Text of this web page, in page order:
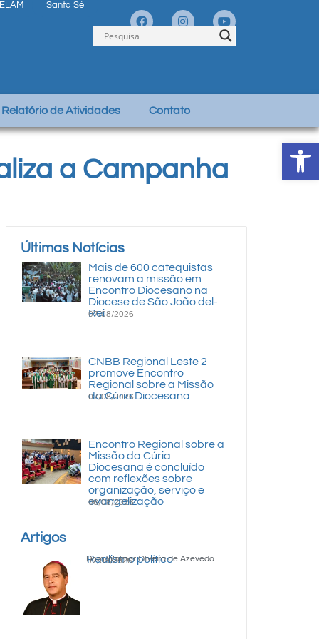
Santa Sé
Relatório de Atividades Contato
a Campanha
Últimas Notícias
Mais de 600 catequistas
renovam a missão em
Encontro Diocesano na
Diocese de São João del-
Rei
07/08/2026
CNBB Regional Leste 2
promove Encontro
Regional sobre a Missão
da Cúria Diocesana
07/08/2026
Encontro Regional sobre a
Missão da Cúria
Diocesana é concluído
com reflexões sobre
organização, serviço e
evangelização
06/08/2026
Artigos
Realismo político
Dom Walmor Oliveira de Azevedo
07/08/2026
Abrir